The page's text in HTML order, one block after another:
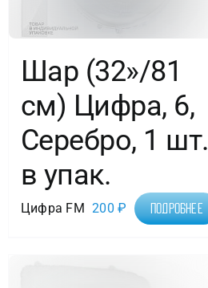
Шар (32»/81
см) Цифра, 6,
Серебро, 1 шт.
в упак.
Цифра FM 200₽ Подробнее